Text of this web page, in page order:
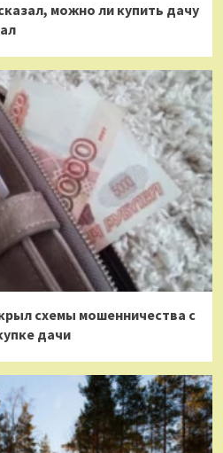
можно ли купить дачу
схемы мошенничества с
дачи